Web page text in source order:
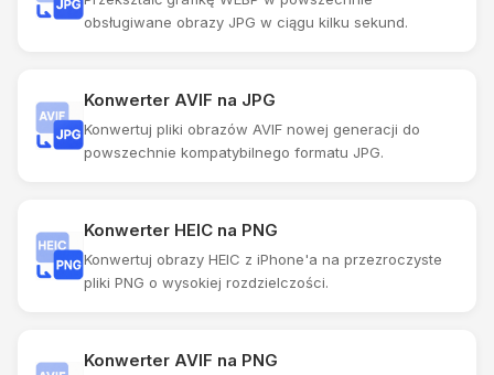
obsługiwane obrazy JPG w ciągu kilku sekund.
Konwerter AVIF na JPG
Konwertuj pliki obrazów AVIF nowej generacji do
powszechnie kompatybilnego formatu JPG.
Konwerter HEIC na PNG
Konwertuj obrazy HEIC z iPhone'a na przezroczyste
pliki PNG o wysokiej rozdzielczości.
Konwerter AVIF na PNG